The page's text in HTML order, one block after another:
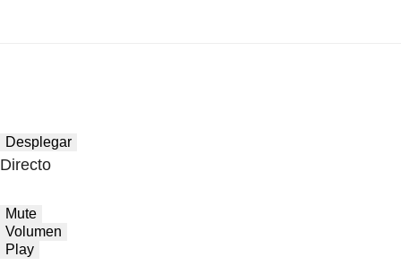
Desplegar
Directo
Mute
Volumen
Play